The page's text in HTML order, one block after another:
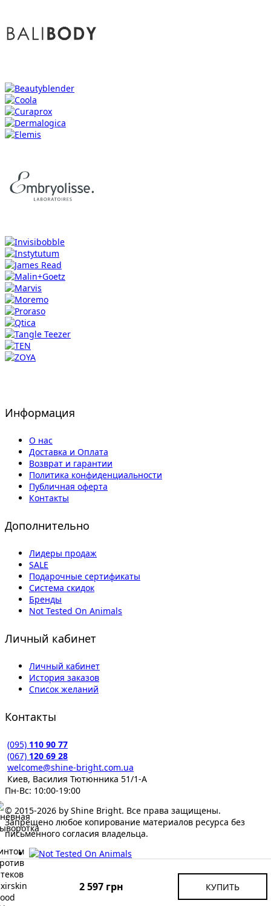
2 597 грн КУПИТЬ
Информация
О нас
Доставка и Оплата
Возврат и гарантии
Политика конфиденциальности
Публичная оферта
Контакты
Дополнительно
Лидеры продаж
SALE
Подарочные сертификаты
Система скидок
Бренды
Not Tested On Animals
Личный кабинет
Личный кабинет
История заказов
Список желаний
Контакты
(095) 110 90 77
(067) 120 69 28
welcome@shine-bright.com.ua
Киев, Василия Тютюнника 51/1-А
Пн-Вс: 10:00-19:00
© 2015-2026 by Shine Bright. Все права защищены.
Запрещено любое копирование материалов ресурса без
письменного согласия владельца.